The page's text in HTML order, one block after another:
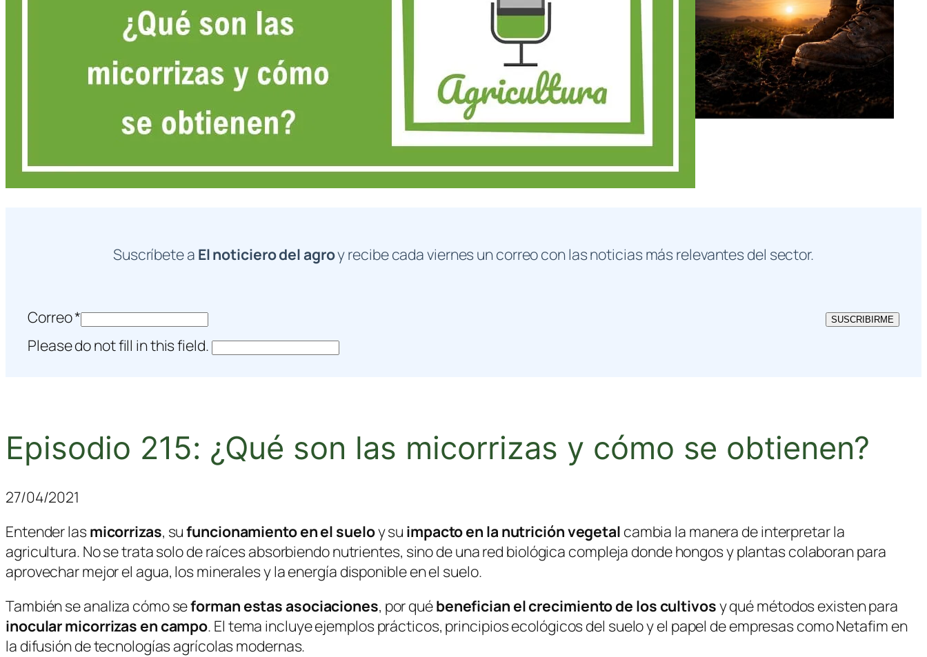
Suscríbete a El noticiero del agroy recibe cada viernes un correo con las noticias más relevantes del sector.
Correo* SUSCRIBIRME
Please do not fill in this field.
Episodio 215: ¿Qué son las micorrizas y cómo se obtienen?
27/04/2021
Entender lasmicorrizas, sufuncionamiento en el sueloy su impacto en la nutrición vegetalcambia la manera de interpretar la
agricultura. No se trata solo de raíces absorbiendo nutrientes, sino de una red biológica compleja donde hongos y plantas colaboran para
aprovechar mejor el agua, los minerales y la energía disponible en el suelo.
También se analiza cómo seforman estas asociaciones, por québenefician el crecimiento de los cultivosy qué métodos existen para
inocular micorrizas en campo. El tema incluye ejemplos prácticos, principios ecológicos del suelo y el papel de empresas comoNetafimen
la difusión de tecnologías agrícolas modernas.